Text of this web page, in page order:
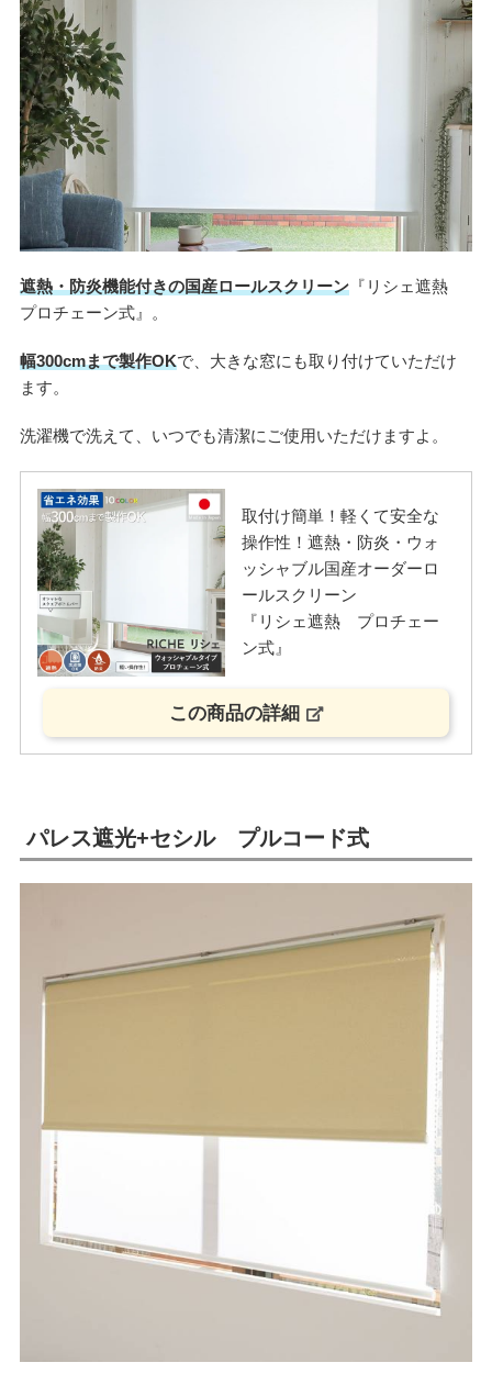
遮熱・防炎機能付きの国産ロールスクリーン『リシェ遮熱
プロチェーン式』。
幅300cmまで製作OKで、大きな窓にも取り付けていただけ
ます。
洗濯機で洗えて、いつでも清潔にご使用いただけますよ。
取付け簡単！軽くて安全な
操作性！遮熱・防炎・ウォ
ッシャブル国産オーダーロ
ールスクリーン
『リシェ遮熱 プロチェー
ン式』
この商品の詳細
パレス遮光+セシル プルコード式